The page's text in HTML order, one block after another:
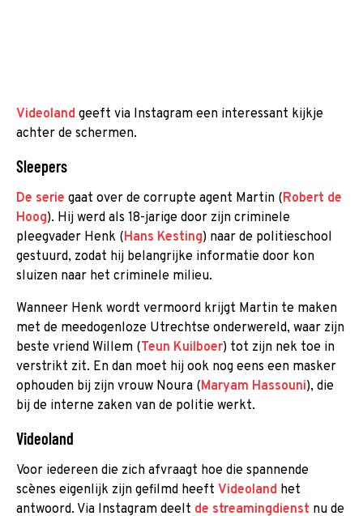
Videoland geeft via Instagram een interessant kijkje
achter de schermen.
Sleepers
De serie gaat over de corrupte agent Martin (Robert de
Hoog). Hij werd als 18-jarige door zijn criminele
pleegvader Henk (Hans Kesting) naar de politieschool
gestuurd, zodat hij belangrijke informatie door kon
sluizen naar het criminele milieu.
Wanneer Henk wordt vermoord krijgt Martin te maken
met de meedogenloze Utrechtse onderwereld, waar zijn
beste vriend Willem (Teun Kuilboer) tot zijn nek toe in
verstrikt zit. En dan moet hij ook nog eens een masker
ophouden bij zijn vrouw Noura (Maryam Hassouni), die
bij de interne zaken van de politie werkt.
Videoland
Voor iedereen die zich afvraagt hoe die spannende
scènes eigenlijk zijn gefilmd heeft Videoland het
antwoord. Via Instagram deelt de streamingdienst nu de